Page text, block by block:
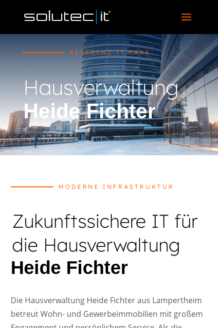
REFERENZ IT.CARE
Hausverwaltung
Heide Fichter
MODERNE INFRASTRUKTUR
Zukunftssichere IT für
die Hausverwaltung
Heide Fichter
Die Hausverwaltung Heide Fichter aus Lampertheim
betreut Wohn- und Gewerbeimmobilien mit großem